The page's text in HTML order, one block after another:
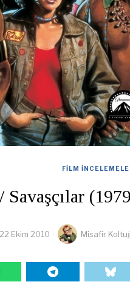
FILM
22 Ekim 2010 Misafir